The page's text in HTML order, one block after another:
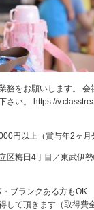
務をお願いします。
さい。 https://
円以上（賞与年2ヶ月
区梅田4丁目／東武伊
・ブランクある方も
して頂きます（取得